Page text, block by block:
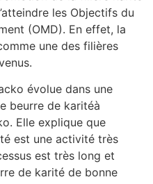
les Objectifs du
(OMD). En effet, la
une des filières
évolue dans une
beurre de karitéà
Elle explique que
est une activité très
est très long et
de karité de bonne